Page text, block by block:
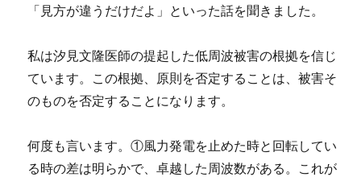
「見方が違うだけだよ」といった話を聞きました。
私は汐見文隆医師の提起した低周波被害の根拠を信じ
ています。この根拠、原則を否定することは、被害そ
のものを否定することになります。
何度も言います。①風力発電を止めた時と回転してい
る時の差は明らかで、卓越した周波数がある。これが